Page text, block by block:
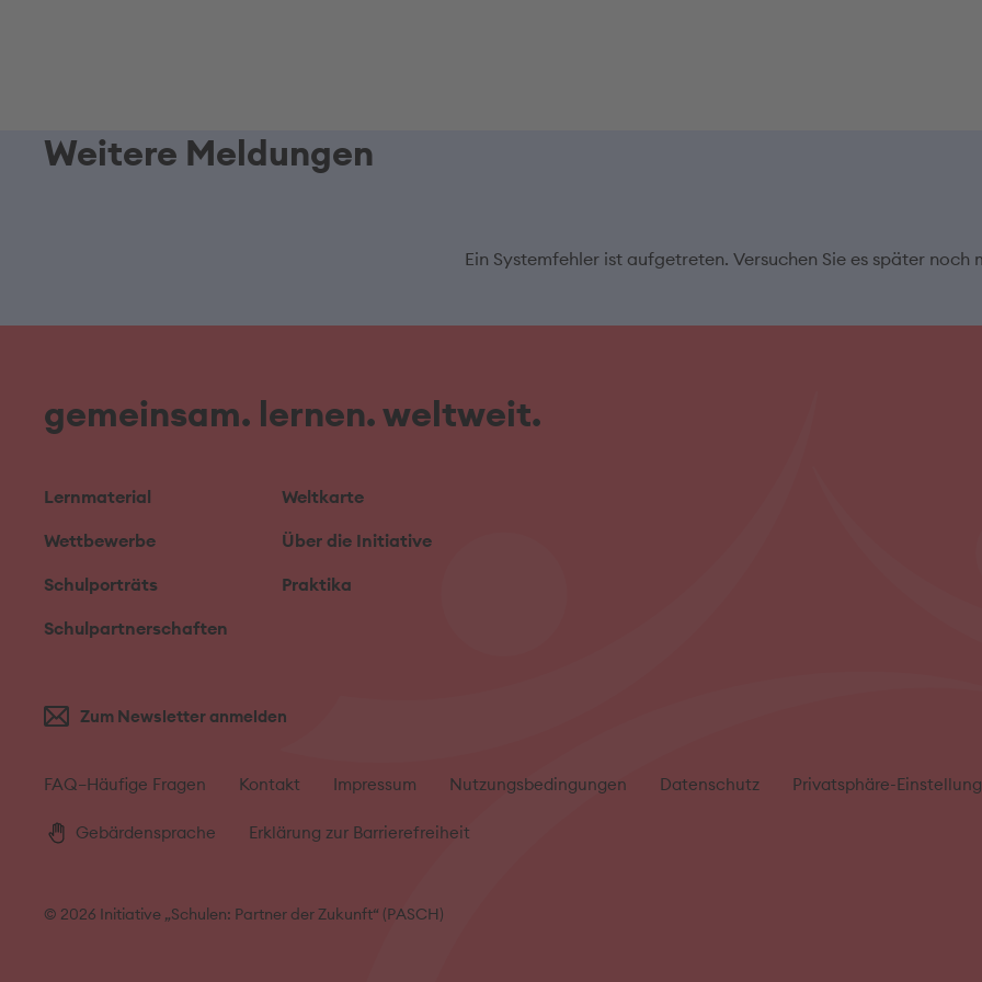
Weitere Meldungen
Ein Systemfehler ist aufgetreten. Versuchen Sie es später noch
gemeinsam. lernen. weltweit.
Lernmaterial
Wettbewerbe
Schulporträts
Schulpartnerschaften
Weltkarte
Über die Initiative
Praktika
Zum Newsletter anmelden
FAQ–Häufige Fragen Kontakt Impressum Nutzungsbedingungen Datenschutz Privatsphäre-
Gebärdensprache Erklärung zur Barrierefreiheit
© 2026 Initiative „Schulen: Partner der Zukunft“ (PASCH)